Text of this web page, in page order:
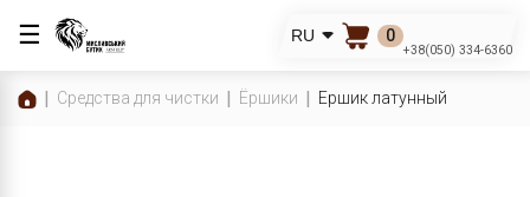
☰ RU 0
+38(050) 334-6360
Средства для чистки Ёршики Ершик латунный